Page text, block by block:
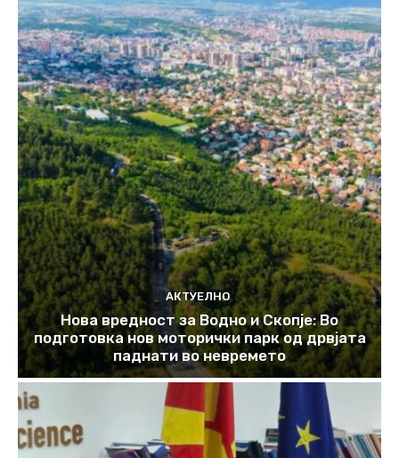
АКТУЕЛНО
Нова вредност за Водно и Скопје: Во
подготовка нов моторички парк од дрвјата
паднати во невремето